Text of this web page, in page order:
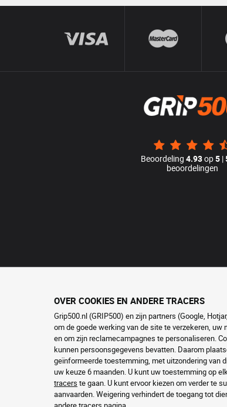
Beoordeling 4.93op5|
beoordelingen
OVER COOKIES EN ANDERE TRACERS
Grip500.nl (GRIP500) en zijn partners (Google,
om de goede werking van de site te verzekeren,
en om zijn reclamecampagnes te personaliseren.
kunnen persoonsgegevens bevatten. Daarom
geïnformeerde toestemming, met uitzondering van
uw keuze 6 maanden. U kunt uw toestemming op
tracers te gaan. U kunt ervoor kiezen om verder te
aanvaarden. Weigering verhindert de toegang tot